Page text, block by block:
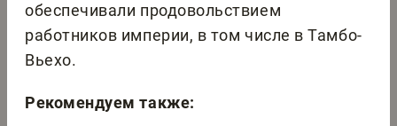
обеспечивали продовольствием
работников империи, в том числе в Тамбо-
Вьехо.
Рекомендуем также: